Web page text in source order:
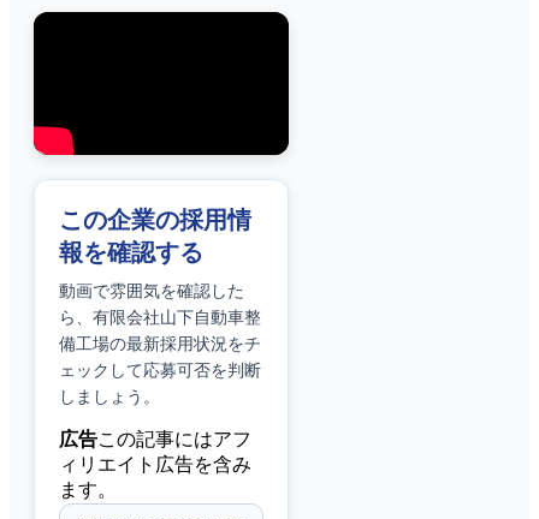
この企業の採用情
報を確認する
動画で雰囲気を確認した
ら、 有限会社山下自動車整
備工場の最新採用状況をチ
ェックして応募可否を判断
しましょう。
広告この記事にはアフ
ィリエイト広告を含み
ます。